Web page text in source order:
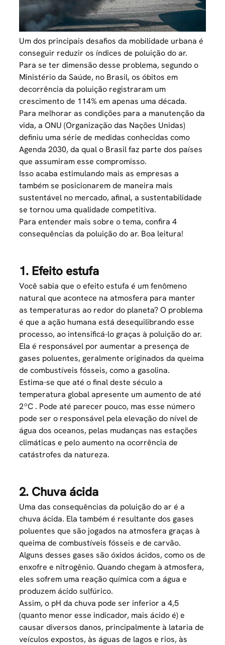
Um dos principaisdesafios da mobilidade urbana é
conseguir reduzir os índices de poluição do ar.
Para se ter dimensão desse problema, segundo o
Ministério da Saúde, no Brasil, os óbitos em
decorrência da poluição registraram um
crescimento de 114%em apenas uma década.
Para melhorar as condições para a manutenção da
vida, a ONU (Organização das Nações Unidas)
definiu uma série de medidas conhecidas como
Agenda 2030, da qual o Brasil faz parte dos países
que assumiram esse compromisso.
Isso acaba estimulando mais as empresas a
também se posicionarem de maneira mais
sustentável no mercado, afinal, a sustentabilidade
se tornou uma qualidade competitiva.
Para entender mais sobre o tema, confira 4
consequências da poluição do ar. Boa leitura!
1. Efeito estufa
Você sabia que o efeito estufa é um fenômeno
natural que acontece na atmosfera para manter
as temperaturas ao redor do planeta? O problema
é que a ação humana está desequilibrando esse
processo, ao intensificá-lo graças à poluição do ar.
Ela é responsável por aumentar a presença de
gases poluentes, geralmente originados da queima
decombustíveis fósseis, como a gasolina.
Estima-se que até o final deste século a
temperatura global apresente umaumento de até
2ºC . Pode até parecer pouco, mas esse número
pode ser o responsável pela elevação do nível de
água dos oceanos, pelas mudanças nas estações
climáticas e pelo aumento na ocorrência de
catástrofes da natureza.
2. Chuva ácida
Uma das consequências da poluição do ar é a
chuva ácida. Ela também é resultante dos gases
poluentes que são jogados na atmosfera graças à
queima de combustíveis fósseis e de carvão.
Alguns desses gases são óxidos ácidos, como os de
enxofre e nitrogênio. Quando chegam à atmosfera,
eles sofrem uma reação química com a água e
produzem ácido sulfúrico.
Assim, o pH da chuva pode ser inferior a 4,5
(quanto menor esse indicador, mais ácido é) e
causar diversos danos, principalmente à lataria de
veículos expostos, às águas de lagos e rios, às